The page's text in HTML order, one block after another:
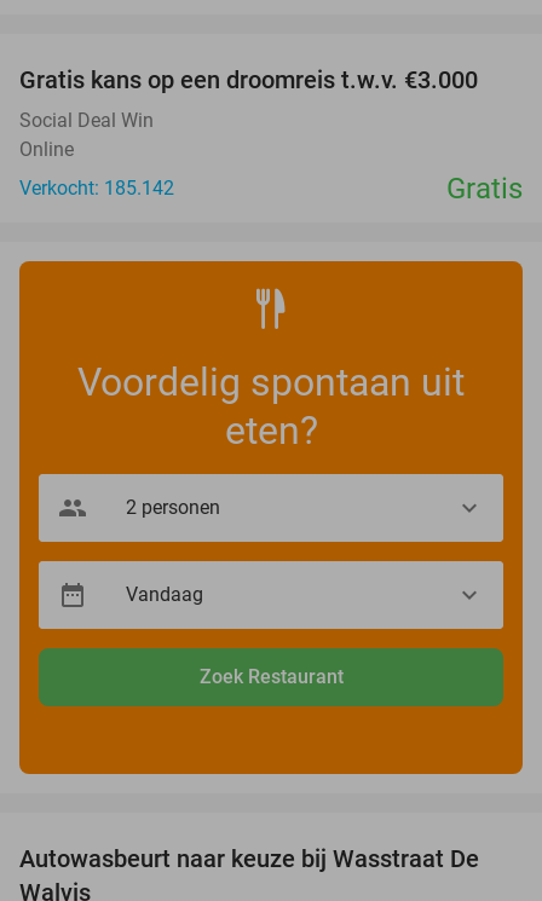
Gratis kans op een droomreis t.w.v. €3.000
Social Deal Win
Online
Verkocht: 185.142
Gratis
Voordelig spontaan uit
eten?
Zoek Restaurant
29%
Autowasbeurt naar keuze bij Wasstraat De
Walvis